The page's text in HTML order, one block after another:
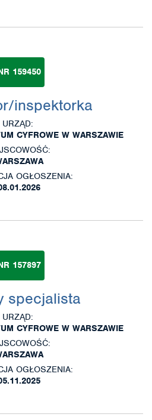
159450
inspektorka
URZĄD:
CYFROWE W WARSZAWIE
OGŁOSZENIA:
157897
specjalista
URZĄD:
CYFROWE W WARSZAWIE
OGŁOSZENIA: